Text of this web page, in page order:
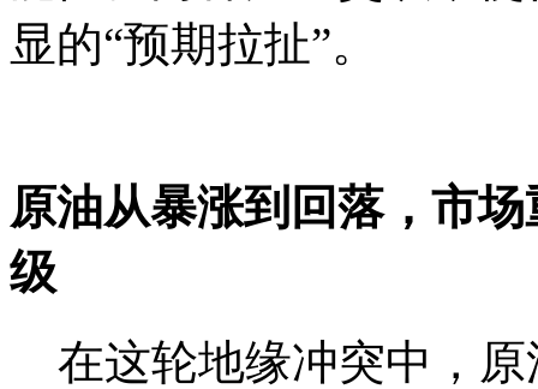
显的“预期拉扯”。
原油从暴涨到回落，市
级
在这轮地缘冲突中，原